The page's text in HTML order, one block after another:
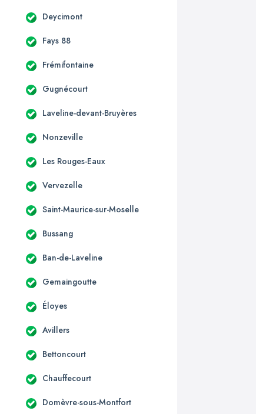
Deycimont
Fays 88
Frémifontaine
Gugnécourt
Laveline-devant-Bruyères
Nonzeville
Les Rouges-Eaux
Vervezelle
Saint-Maurice-sur-Moselle
Bussang
Ban-de-Laveline
Gemaingoutte
Éloyes
Avillers
Bettoncourt
Chauffecourt
Domèvre-sous-Montfort